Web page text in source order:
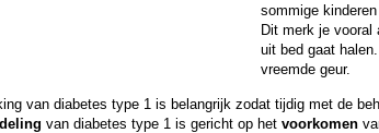
sommige
Dit merk je vooral
uit bed gaat
vreemde geur.
van diabetes type 1 is belangrijk zodat tijdig met de
van diabetes type 1 is gericht op het voorkomen